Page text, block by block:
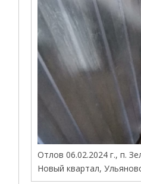
Отлов 06.02.2024 г., п.
Новый квартал,